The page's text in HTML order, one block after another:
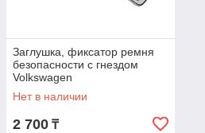
Заглушка, фиксатор ремня
безопасности с гнездом
Volkswagen
Нет в наличии
2 700 ₸